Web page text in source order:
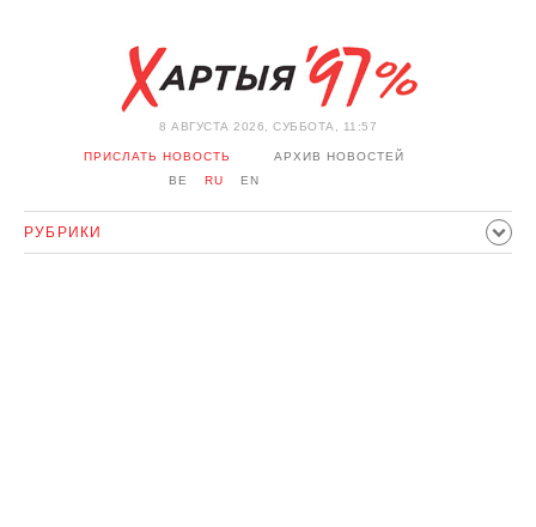
8 АВГУСТА 2026, СУББОТА, 11:57
ПРИСЛАТЬ НОВОСТЬ
АРХИВ НОВОСТЕЙ
BE
RU EN
РУБРИКИ